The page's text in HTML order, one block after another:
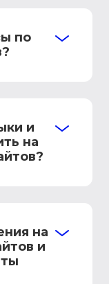
по
и
на
на
и